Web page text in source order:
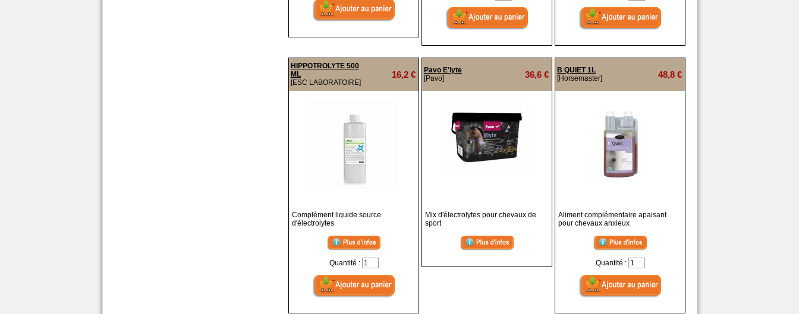
HIPPOTROLYTE 500
ML
[ESC LABORATOIRE]
16,2 €
Complément liquide source
d'électrolytes
Quantité :
Pavo E'lyte
[Pavo]
36,6 €
Mix d'électrolytes pour chevaux de
sport
B QUIET 1L
[Horsemaster]
48,8 €
Aliment complémentaire apaisant
pour chevaux anxieux
Quantité :